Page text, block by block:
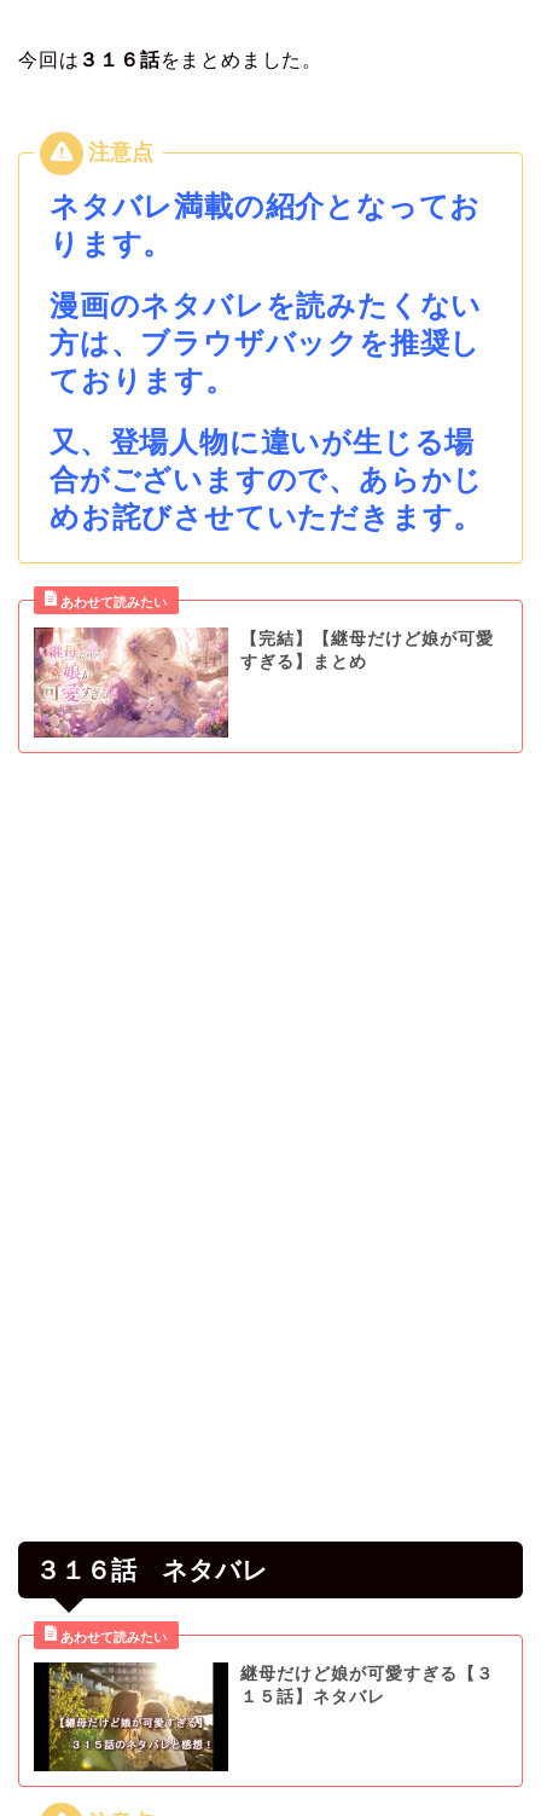
今回は ３１６ 話をまとめました。
ネタバレ満載の紹介となってお
ります。
漫画のネタバレを読みたくない
方は、ブラウザバックを推奨し
ております。
又、登場人物に違いが生じる場
合がございますので、あらかじ
めお詫びさせていただきます。
【完結】【継母だけど娘が可愛
すぎる】まとめ
３１６話 ネタバレ
継母だけど娘が可愛すぎる【３
１５話】ネタバレ